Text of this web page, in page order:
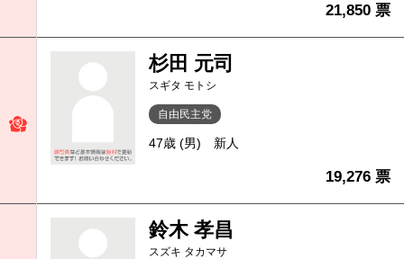
21,850 票
杉田 元司
スギタ モトシ
自由民主党
47歳 (男) 新人
19,276 票
鈴木 孝昌
スズキ タカマサ